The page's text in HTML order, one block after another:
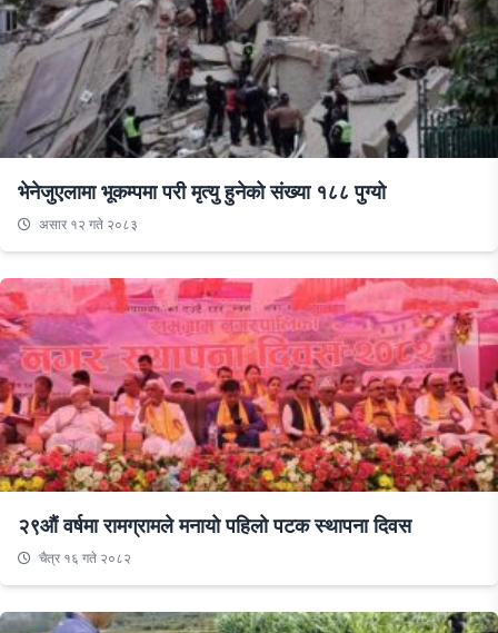
भेनेजुएलामा भूकम्पमा परी मृत्यु हुनेको संख्या १८८ पुग्यो
असार १२ गते २०८३
२९औं वर्षमा रामग्रामले मनायो पहिलो पटक स्थापना दिवस
चैत्र १६ गते २०८२